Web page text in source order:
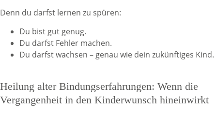
Denn du darfst lernen zu spüren:
Du bist gut genug.
Du darfst Fehler machen.
Du darfst wachsen – genau wie dein zukünftiges Kind.
Heilung alter Bindungserfahrungen: Wenn die
Vergangenheit in den Kinderwunsch hineinwirkt